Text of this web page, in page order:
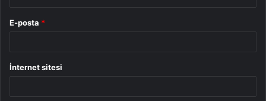
E-posta *
İnternet sitesi